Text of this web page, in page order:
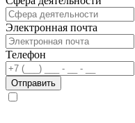
Электронная почта
Телефон
Отправить